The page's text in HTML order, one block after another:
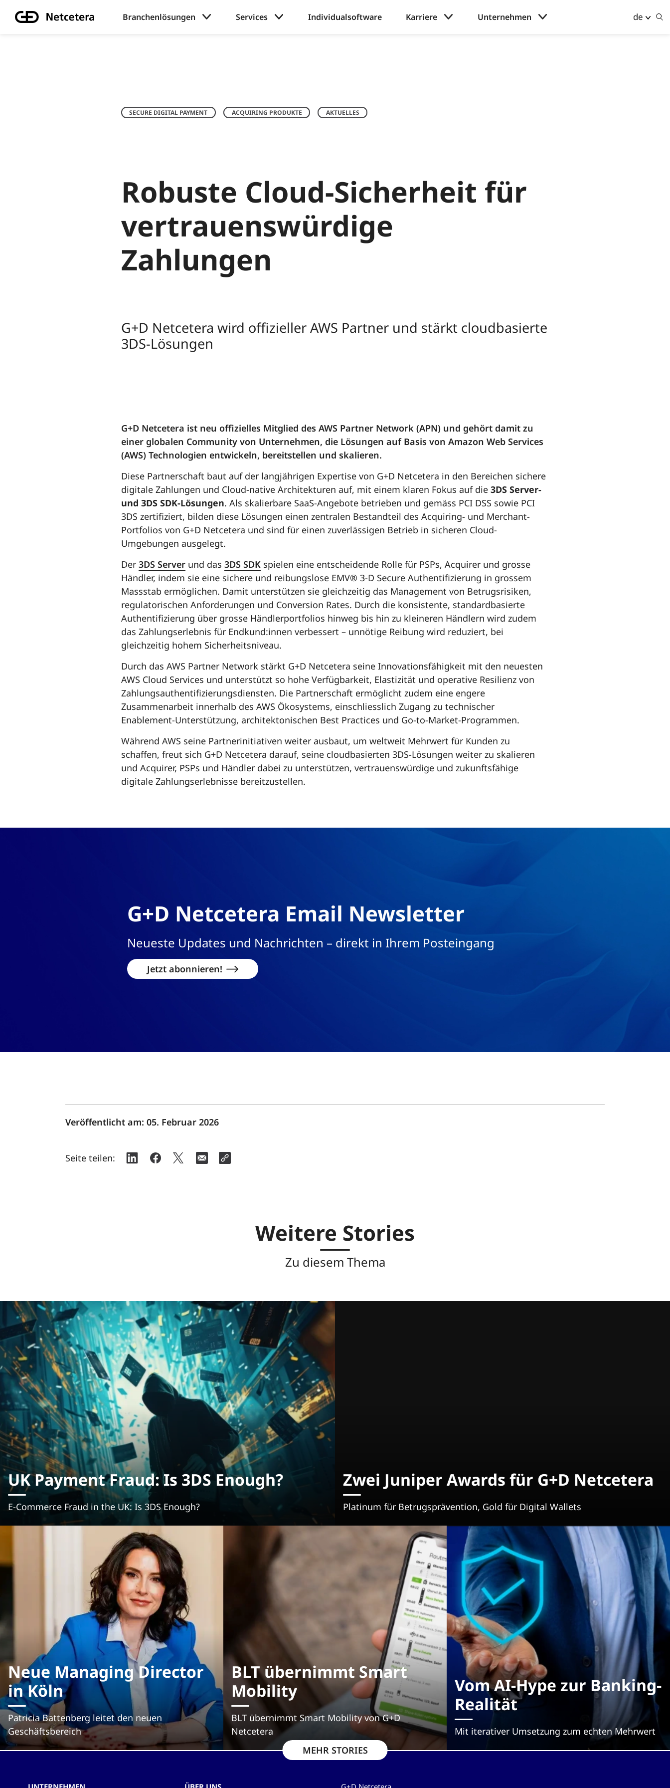
Branchenlösungen Services Individualsoftware Karriere Unternehmen de
SECURE DIGITAL PAYMENT ACQUIRING PRODUKTE AKTUELLES
Robuste Cloud-Sicherheit für
vertrauenswürdige
Zahlungen
G+D Netcetera wird offizieller AWS Partner und stärkt cloudbasierte
3DS-Lösungen
G+D Netcetera ist neu offizielles Mitglied des AWS Partner Network (APN) und gehört damit zu
einer globalen Community von Unternehmen, die Lösungen auf Basis von Amazon Web Services
(AWS) Technologien entwickeln, bereitstellen und skalieren.
Diese Partnerschaft baut auf der langjährigen Expertise von G+D Netcetera in den Bereichen sichere
digitale Zahlungen und Cloud-native Architekturen auf, mit einem klaren Fokus auf die 3DS Server-
und 3DS SDK-Lösungen. Als skalierbare SaaS-Angebote betrieben und gemäss PCI DSS sowie PCI
3DS zertifiziert, bilden diese Lösungen einen zentralen Bestandteil des Acquiring- und Merchant-
Portfolios von G+D Netcetera und sind für einen zuverlässigen Betrieb in sicheren Cloud-
Umgebungen ausgelegt.
Der 3DS Serverund das 3DS SDKspielen eine entscheidende Rolle für PSPs, Acquirer und grosse
Händler, indem sie eine sichere und reibungslose EMV® 3-D Secure Authentifizierung in grossem
Massstab ermöglichen. Damit unterstützen sie gleichzeitig das Management von Betrugsrisiken,
regulatorischen Anforderungen und Conversion Rates. Durch die konsistente, standardbasierte
Authentifizierung über grosse Händlerportfolios hinweg bis hin zu kleineren Händlern wird zudem
das Zahlungserlebnis für Endkund:innen verbessert – unnötige Reibung wird reduziert, bei
gleichzeitig hohem Sicherheitsniveau.
Durch das AWS Partner Network stärkt G+D Netcetera seine Innovationsfähigkeit mit den neuesten
AWS Cloud Services und unterstützt so hohe Verfügbarkeit, Elastizität und operative Resilienz von
Zahlungs­authentifizierungs­diensten. Die Partnerschaft ermöglicht zudem eine engere
Zusammenarbeit innerhalb des AWS Ökosystems, einschliesslich Zugang zu technischer
Enablement-Unterstützung, architektonischen Best Practices und Go-to-Market-Programmen.
Während AWS seine Partnerinitiativen weiter ausbaut, um weltweit Mehrwert für Kunden zu
schaffen, freut sich G+D Netcetera darauf, seine cloudbasierten 3DS-Lösungen weiter zu skalieren
und Acquirer, PSPs und Händler dabei zu unterstützen, vertrauenswürdige und zukunftsfähige
digitale Zahlungserlebnisse bereitzustellen.
G+D Netcetera Email Newsletter
Neueste Updates und Nachrichten – direkt in Ihrem Posteingang
Jetzt abonnieren!
Veröffentlicht am: 05. Februar 2026
Seite teilen:
Weitere Stories
Zu diesem Thema
UK Payment Fraud: Is 3DS Enough?
E-Commerce Fraud in the UK: Is 3DS Enough?
Zwei Juniper Awards für G+D Netcetera
Platinum für Betrugsprävention, Gold für Digital Wallets
Neue Managing Director
in Köln
Patricia Battenberg leitet den neuen
Geschäftsbereich
BLT übernimmt Smart
Mobility
BLT übernimmt Smart Mobility von G+D
Netcetera
Vom AI-Hype zur Banking-
Realität
Mit iterativer Umsetzung zum echten Mehrwert
MEHR STORIES